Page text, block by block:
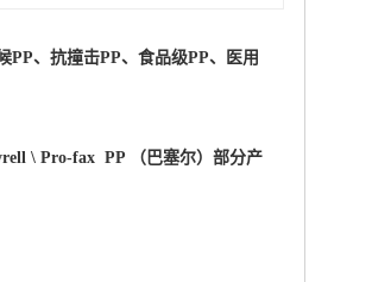
PP、抗撞击PP、食品级PP、医用
\ Pro-fax PP （巴塞尔）部分产